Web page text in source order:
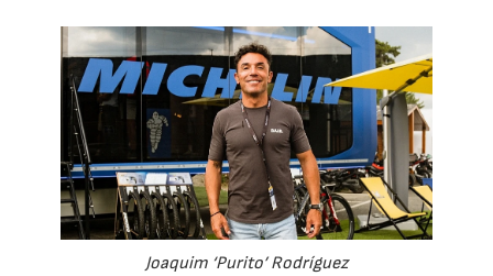
Joaquim ‘Purito’ Rodríguez